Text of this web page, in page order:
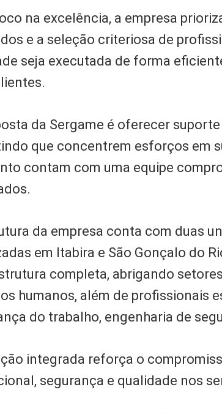
na excelência, a empresa
e a seleção criteriosa de
seja executada de forma
da Sergame é oferecer
que concentrem esforços em
contam com uma equipe
da empresa conta com duas
em Itabira e São Gonçalo do
completa, abrigando
humanos, além de profissionais
do trabalho, engenharia de
integrada reforça o
segurança e qualidade nos